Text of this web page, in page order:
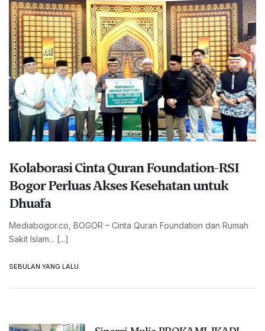
Kolaborasi Cinta Quran Foundation-RSI
Bogor Perluas Akses Kesehatan untuk
Dhuafa
Mediabogor.co, BOGOR – Cinta Quran Foundation dan Rumah
Sakit Islam... [...]
SEBULAN YANG LALU